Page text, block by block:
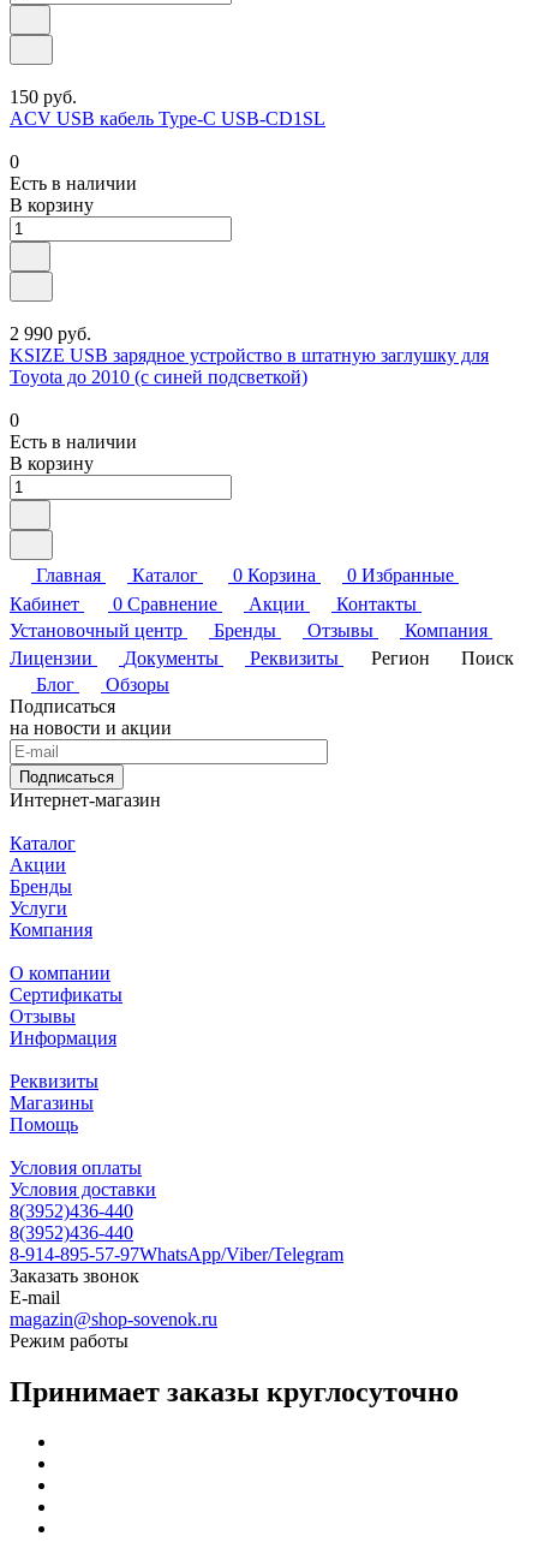
150 руб.
ACV USB кабель Type-C USB-CD1SL
0
Есть в наличии
В корзину
2 990 руб.
KSIZE USB зарядное устройство в штатную заглушку для
Toyota до 2010 (с синей подсветкой)
0
Есть в наличии
В корзину
Главная Каталог 0 Корзина 0 Избранные
Кабинет
0 Сравнение Акции
Контакты
Установочный центр
Бренды Отзывы
Компания
Лицензии
Документы Реквизиты Регион
Поиск
Блог
Обзоры
Подписаться
на новости и акции
Подписаться
Интернет-магазин
Каталог
Акции
Бренды
Услуги
Компания
О компании
Сертификаты
Отзывы
Информация
Реквизиты
Магазины
Помощь
Условия оплаты
Условия доставки
8(3952)436-440
8(3952)436-440
8-914-895-57-97WhatsApp/Viber/Telegram
Заказать звонок
E-mail
magazin@shop-sovenok.ru
Режим работы
Принимает заказы круглосуточно